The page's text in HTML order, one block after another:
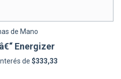
de Mano
Energizer
de $333,33